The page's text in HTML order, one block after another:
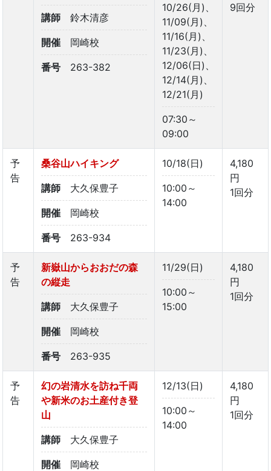
講師 鈴木清彦
開催 岡崎校
番号 263-382
10/26(月)、
11/09(月)、
11/16(月)、
11/23(月)、
12/06(日)、
12/14(月)、
12/21(月)
07:30～
09:00
9回分
予
告
桑谷山ハイキング
講師 大久保豊子
開催 岡崎校
番号 263-934
10/18(日)
10:00～
14:00
4,180
円
1回分
予
告
新嶽山からおおだの森
の縦走
講師 大久保豊子
開催 岡崎校
番号 263-935
11/29(日)
10:00～
15:00
4,180
円
1回分
予
告
幻の岩清水を訪ね千両
や新米のお土産付き登
山
講師 大久保豊子
開催 岡崎校
12/13(日)
10:00～
14:00
4,180
円
1回分